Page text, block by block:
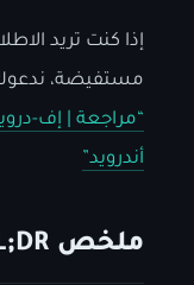
إذا كنت تريد
مستفيضة، ندعوك
“مراجعة | إف-
أندرويد”
ملخص TL;DR